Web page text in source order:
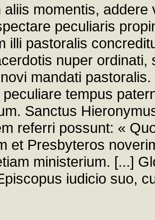
aliis momentis,
peculiaris
illi pastoralis
nuper
mandati
tempus
Sanctus
referri possunt: «
et Presbyteros
ministerium. [...]
iudicio suo,